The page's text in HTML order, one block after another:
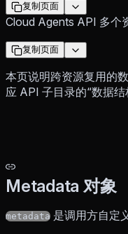
复制页面
Cloud Agents API 多个
复制页面
本页说明跨资源复用的
应 API 子目录的“数据结
Metadata 对象
metadata 是调用方自定